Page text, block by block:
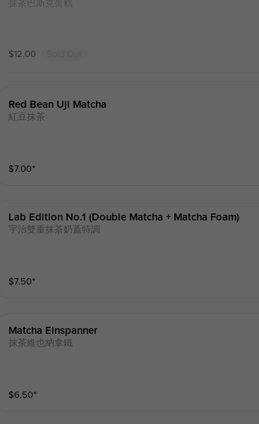
抹茶巴斯克蛋糕
$12.00
Red Bean Uji Matcha
紅豆抹茶
$7.00⁺
Lab Edition No.1 (double Matcha + Matcha Foam)
宇治雙重抹茶奶蓋特調
$7.50⁺
Matcha Einspanner
抹茶維也納拿鐵
$6.50⁺